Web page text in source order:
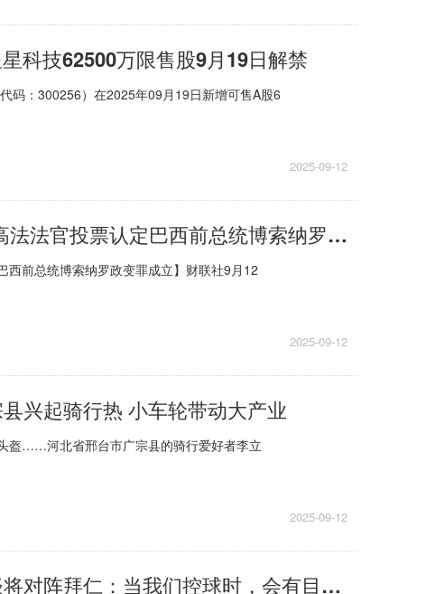
科技62500万限售股9月19日解禁
码：300256）在2025年09月19日新增可售A股6
2025-09-12
当前关注:超半数高法法官投票认定巴西前总统博索纳罗政变罪成立
西前总统博索纳罗政变罪成立】财联社9月12
2025-09-12
兴起骑行热 小车轮带动大产业
盔……河北省邢台市广宗县的骑行爱好者李立
2025-09-12
汉堡主帅波尔津谈将对阵拜仁：当我们控球时，会有目的向前推进_今日视点